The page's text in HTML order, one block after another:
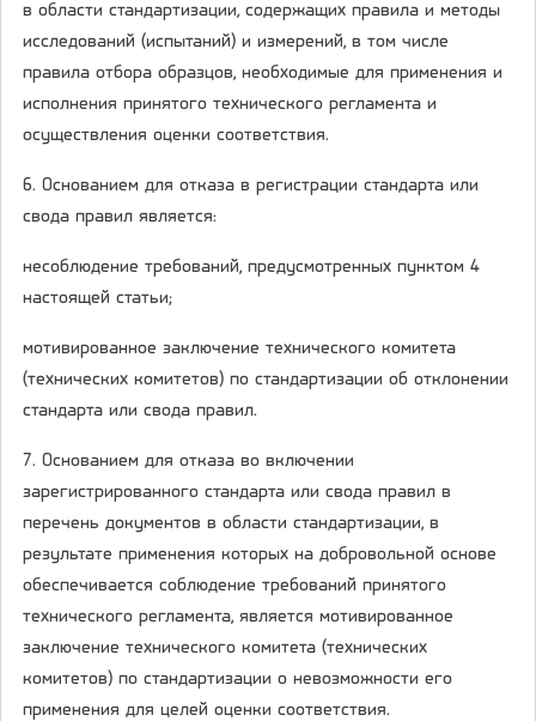
в области стандартизации, содержащих правила и методы
исследований (испытаний) и измерений, в том числе
правила отбора образцов, необходимые для применения и
исполнения принятого технического регламента и
осуществления оценки соответствия.
6. Основанием для отказа в регистрации стандарта или
свода правил является:
несоблюдение требований, предусмотренных пунктом 4
настоящей статьи;
мотивированное заключение технического комитета
(технических комитетов) по стандартизации об отклонении
стандарта или свода правил.
7. Основанием для отказа во включении
зарегистрированного стандарта или свода правил в
перечень документов в области стандартизации, в
результате применения которых на добровольной основе
обеспечивается соблюдение требований принятого
технического регламента, является мотивированное
заключение технического комитета (технических
комитетов) по стандартизации о невозможности его
применения для целей оценки соответствия.